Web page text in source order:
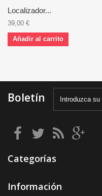
Localizador...
39,00 €
Añadir al carrito
Boletín
Categorías
Información